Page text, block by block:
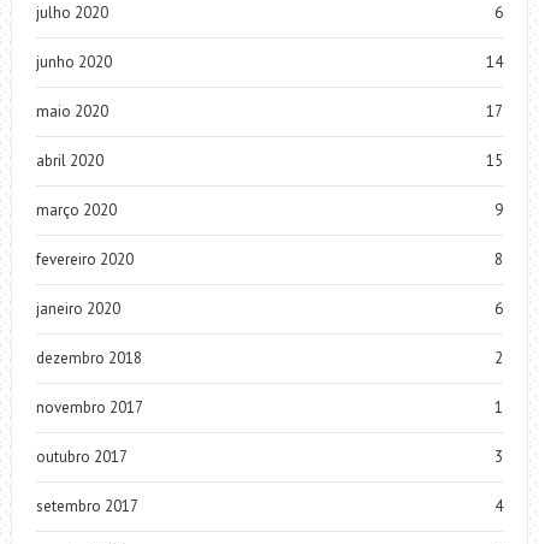
julho 2020 6
junho 2020 14
maio 2020 17
abril 2020 15
março 2020 9
fevereiro 2020 8
janeiro 2020 6
dezembro 2018 2
novembro 2017 1
outubro 2017 3
setembro 2017 4